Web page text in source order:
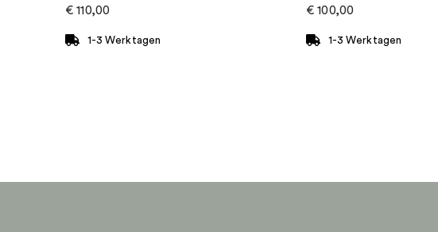
Sternzeichen
€ 110,00
1-3 Werktagen
€ 100,00
1-3 Werktagen